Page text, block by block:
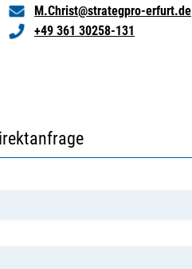
M.Christ@strategpro-erfurt.de
+49 361 30258-131